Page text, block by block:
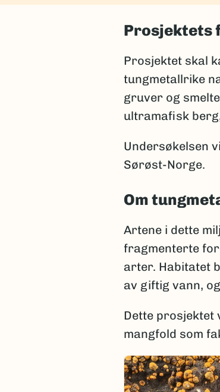
Prosjektets
Prosjektet skal
tungmetallrike
gruver og
ultramafisk
Undersøkelsen
Sørøst-Norge.
Om
Artene i dette
fragmenterte
arter. Habitatet
av giftig vann,
Dette prosjektet
mangfold som